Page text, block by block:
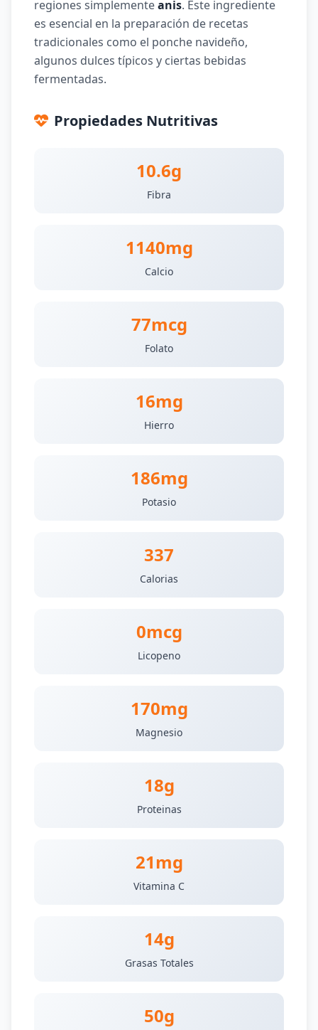
regiones simplementeanis. Este ingrediente
es esencial en la preparación de recetas
tradicionales como el ponche navideño,
algunos dulces típicos y ciertas bebidas
fermentadas.
Propiedades Nutritivas
10.6g
Fibra
1140mg
Calcio
77mcg
Folato
16mg
Hierro
186mg
Potasio
337
Calorias
0mcg
Licopeno
170mg
Magnesio
18g
Proteinas
21mg
Vitamina C
14g
Grasas Totales
50g